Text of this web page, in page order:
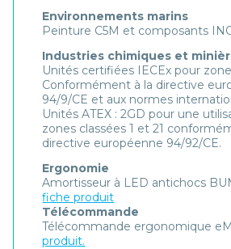
Environnements marins
Peinture C5M et composants
Industries chimiques et
Unités certifiées IECEx pour
Conformément à la directive
94/9/CE et aux normes
Unités ATEX : 2GD pour une
zones classées 1 et 21
directive européenne 94/92/CE.
Ergonomie
Amortisseur à LED antichocs
fiche produit
Télécommande
Télécommande ergonomique
produit.